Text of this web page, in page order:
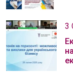
3